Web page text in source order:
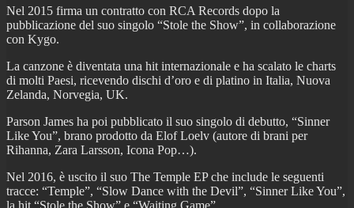
Nel 2015 firma un contratto con RCA Records dopo la
pubblicazione del suo singolo “Stole the Show”, in collaborazione
con Kygo.
La canzone è diventata una hit internazionale e ha scalato le charts
di molti Paesi, ricevendo dischi d’oro e di platino in Italia, Nuova
Zelanda, Norvegia, UK.
Parson James ha poi pubblicato il suo singolo di debutto, “Sinner
Like You”, brano prodotto da Elof Loelv (autore di brani per
Rihanna, Zara Larsson, Icona Pop…).
Nel 2016, è uscito il suo The Temple EP che include le seguenti
tracce: “Temple”, “Slow Dance with the Devil”, “Sinner Like You”,